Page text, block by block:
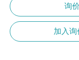
询价
加入询